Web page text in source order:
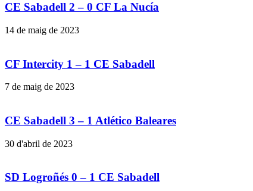
CE Sabadell 2 – 0 CF La Nucía
14 de maig de 2023
CF Intercity 1 – 1 CE Sabadell
7 de maig de 2023
CE Sabadell 3 – 1 Atlético Baleares
30 d'abril de 2023
SD Logroñés 0 – 1 CE Sabadell